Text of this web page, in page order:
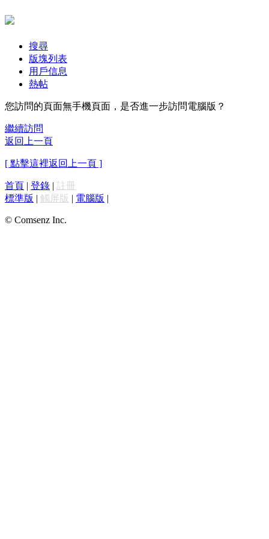
搜尋
版塊列表
用戶信息
熱帖
您訪問的頁面無手機頁面，是否進一步訪問電腦版？
繼續訪問
返回上一頁
[ 點擊這裡返回上一頁 ]
首頁 | 登錄 | 註冊
標準版 | 觸屏版 | 電腦版 |
© Comsenz Inc.